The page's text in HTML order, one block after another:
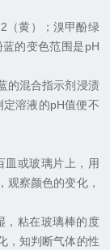
黄）；溴甲酚绿
的变色范围是pH
混合指示剂浸渍
溶液的pH值便不
或玻璃片上，用
观察颜色的变化，
粘在玻璃棒的度
，知判断气体的性